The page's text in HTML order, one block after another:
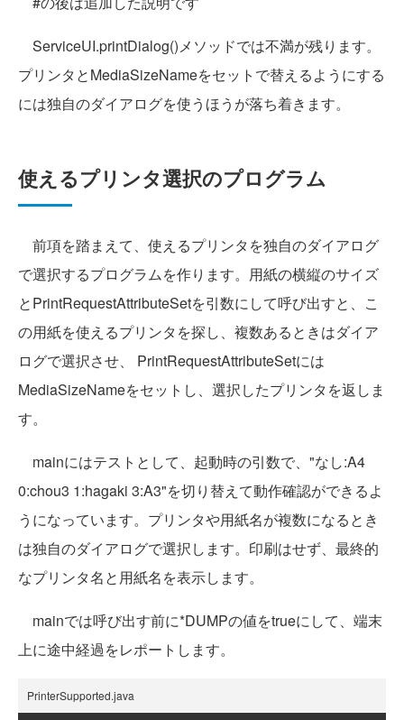
ServiceUI.printDialog()メソッドでは不満が残ります。
プリンタとMediaSizeNameをセットで替えるようにする
には独自のダイアログを使うほうが落ち着きます。
使えるプリンタ選択のプログラム
前項を踏まえて、使えるプリンタを独自のダイアログ
で選択するプログラムを作ります。用紙の横縦のサイズ
とPrintRequestAttributeSetを引数にして呼び出すと、こ
の用紙を使えるプリンタを探し、複数あるときはダイア
ログで選択させ、 PrintRequestAttributeSetには
MediaSizeNameをセットし、選択したプリンタを返しま
す。
mainにはテストとして、起動時の引数で、"なし:A4
0:chou3 1:hagaki 3:A3"を切り替えて動作確認ができるよ
うになっています。プリンタや用紙名が複数になるとき
は独自のダイアログで選択します。印刷はせず、最終的
なプリンタ名と用紙名を表示します。
mainでは呼び出す前に*DUMPの値をtrueにして、端末
上に途中経過をレポートします。
PrinterSupported.java